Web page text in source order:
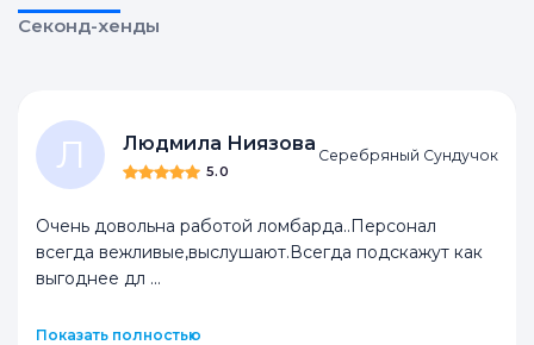
Секонд-хенды
Л Людмила Ниязова
5.0
Серебряный Сундучок
Очень довольна работой ломбарда..Персонал
всегда вежливые,выслушают.Всегда подскажут как
выгоднее дл ...
Показать полностью